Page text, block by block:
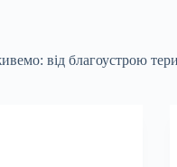
від благоустрою